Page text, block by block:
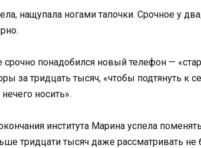
нащупала ногами тапочки. Срочное у
понадобился новый телефон —
за тридцать тысяч, «чтобы подтянуть к
носить».
института Марина успела
тридцати тысяч даже рассматривать не